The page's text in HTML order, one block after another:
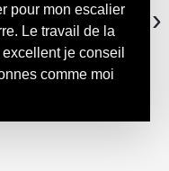
pour mon escalier
Le travail de la
je conseil
comme moi
›